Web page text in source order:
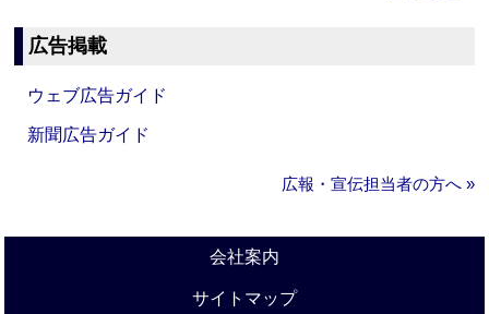
広告掲載
ウェブ広告ガイド
新聞広告ガイド
広報・宣伝担当者の方へ »
会社案内
サイトマップ